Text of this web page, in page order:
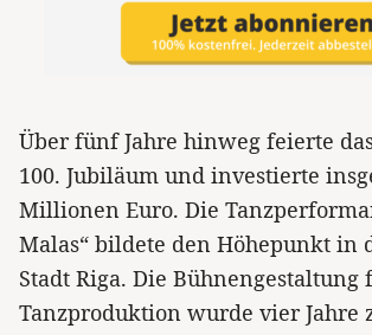
Über fünf Jahre hinweg feierte
100. Jubiläum und investierte
Millionen Euro. Die
Malas“ bildete den Höhepunkt in
Stadt Riga. Die Bühnengestaltung
Tanzproduktion wurde vier Jahre